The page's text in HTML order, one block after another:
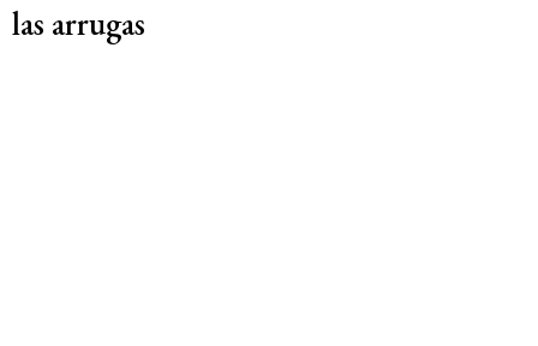
las arrugas